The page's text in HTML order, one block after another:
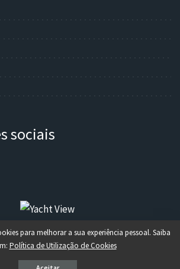
sociais
Powered by Wordpress
para melhorar a sua experiência pessoal. Saiba
Política de Utilização de Cookies